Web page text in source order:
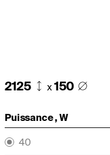
2125 x 150
Puissance , W
40